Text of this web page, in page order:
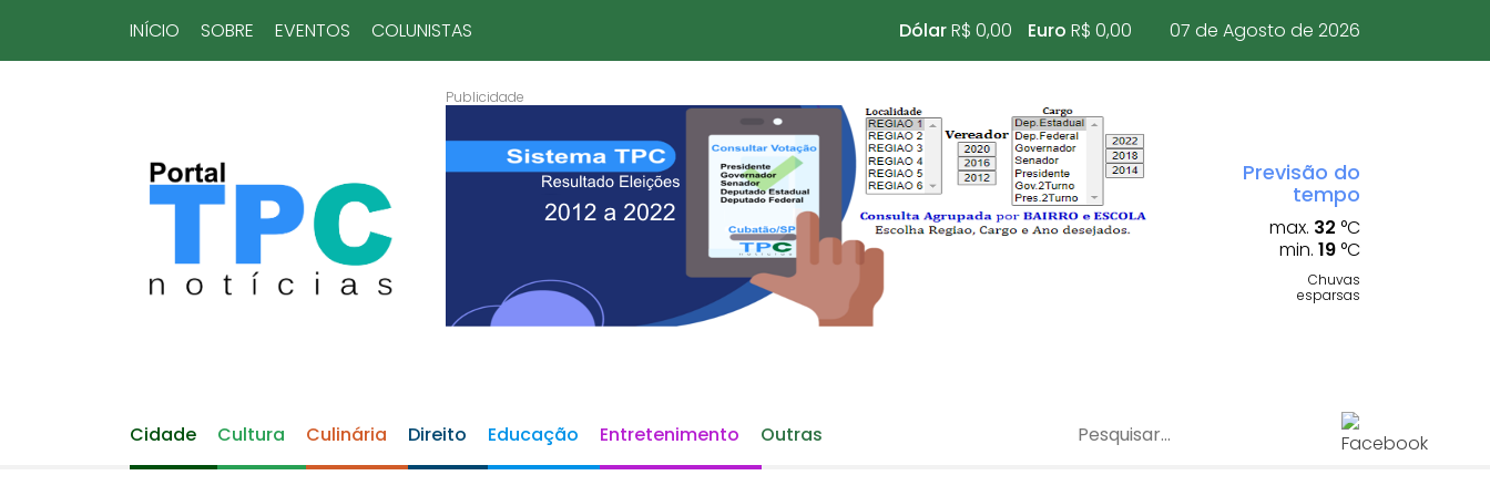
INÍCIO SOBRE EVENTOS COLUNISTAS DólarR$ 0,00 Euro R$ 0,00 07 de Agosto de 2026
Previsão do
tempo
max. 32 °C
min. 19 °C
Chuvas
esparsas
Cidade Cultura Culinária Direito Educação Entretenimento Outras